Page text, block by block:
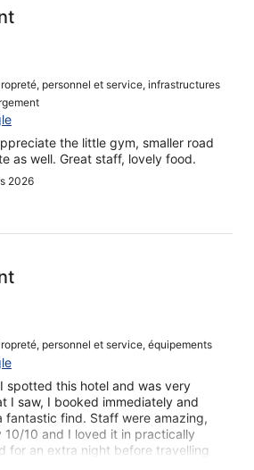
personnel et service, infrastructures
the little gym, smaller road
as well. Great staff, lovely food.
2026
personnel et service, équipements
spotted this hotel and was very
I saw, I booked immediately and
fantastic find. Staff were amazing,
10/10 and I loved it in practically
for an extra night before travelling
as it was so good.